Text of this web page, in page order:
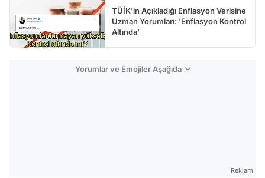
TÜİK'in Açıkladığı Enflasyon Verisine
Uzman Yorumları: 'Enflasyon Kontrol
Altında'
Yorumlar ve Emojiler Aşağıda
Reklam